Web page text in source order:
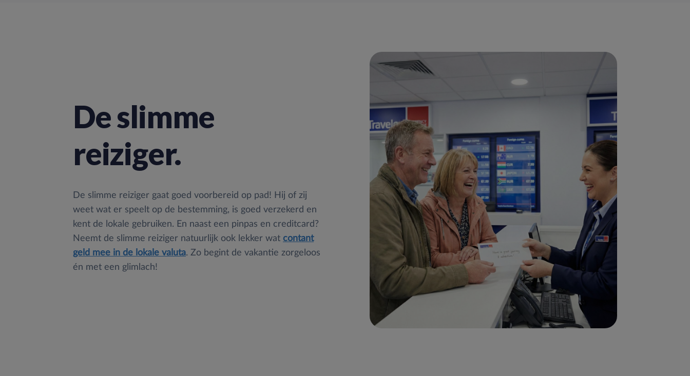
De slimme
reiziger.
De slimme reiziger gaat goed voorbereid op pad! Hij of zij
weet wat er speelt op de bestemming, is goed verzekerd en
kent de lokale gebruiken. En naast een pinpas en creditcard?
Neemt de slimme reiziger natuurlijk ook lekker wat contant
geld mee in de lokale valuta. Zo begint de vakantie zorgeloos
én met een glimlach!